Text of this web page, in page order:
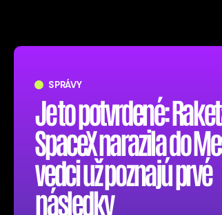
SPRÁVY
Je to potvrdené:
SpaceX narazila do
vedci už poznajú prvé
následky